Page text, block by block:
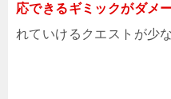
応できるギミックがダメ
れていけるクエストが少